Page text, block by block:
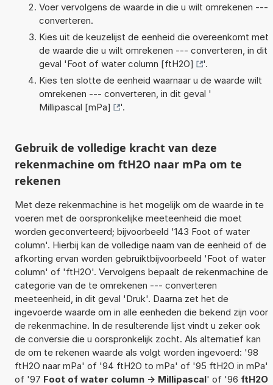
Voer vervolgens de waarde in die u wilt omrekenen ---
converteren.
Kies uit de keuzelijst de eenheid die overeenkomt met
de waarde die u wilt omrekenen --- converteren, in dit
geval 'Foot of water column [ftH2O]
'.
Kies ten slotte de eenheid waarnaar u de waarde wilt
omrekenen --- converteren, in dit geval '
Millipascal [mPa]
'.
Gebruik de volledige kracht van deze
rekenmachine om ftH2O naar mPa om te
rekenen
Met deze rekenmachine is het mogelijk om de waarde in te
voeren met de oorspronkelijke meeteenheid die moet
worden geconverteerd; bijvoorbeeld '143 Foot of water
column'. Hierbij kan de volledige naam van de eenheid of de
afkorting ervan worden gebruiktbijvoorbeeld 'Foot of water
column' of 'ftH2O'. Vervolgens bepaalt de rekenmachine de
categorie van de te omrekenen --- converteren
meeteenheid, in dit geval 'Druk'. Daarna zet het de
ingevoerde waarde om in alle eenheden die bekend zijn voor
de rekenmachine. In de resulterende lijst vindt u zeker ook
de conversie die u oorspronkelijk zocht. Als alternatief kan
de om te rekenen waarde als volgt worden ingevoerd: '98
ftH2O naar mPa' of '94 ftH2O to mPa' of '95 ftH2O in mPa'
of '97 Foot of water column -> Millipascal' of '96 ftH2O